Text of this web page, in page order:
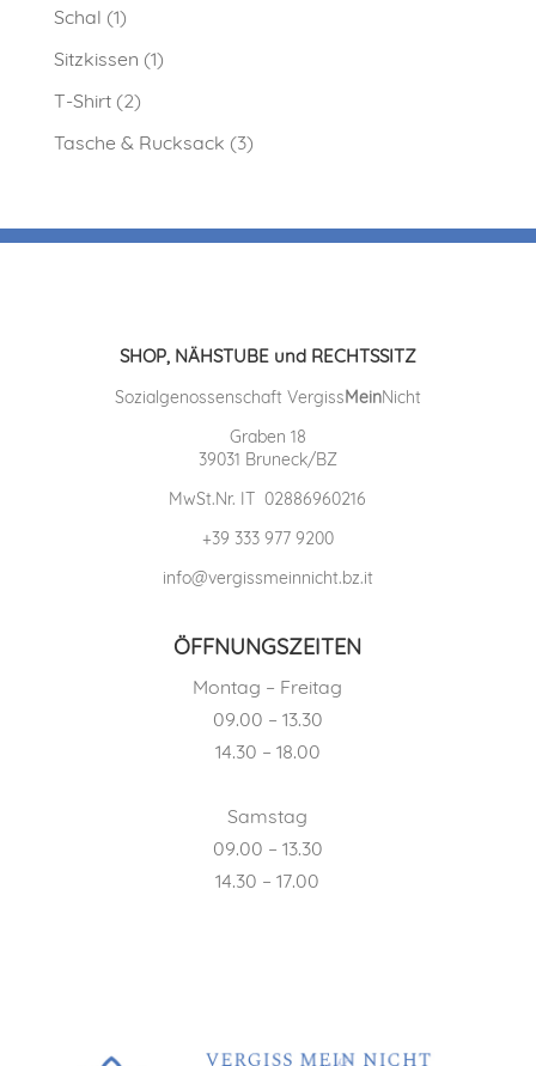
Schal (1)
Sitzkissen (1)
T-Shirt (2)
Tasche & Rucksack (3)
SHOP, NÄHSTUBE und RECHTSSITZ
Sozialgenossenschaft VergissMeinNicht
Graben 18
39031 Bruneck/BZ
MwSt.Nr. IT 02886960216
+39 333 977 9200
info@vergissmeinnicht.bz.it
ÖFFNUNGSZEITEN
Montag – Freitag
09.00 – 13.30
14.30 – 18.00
Samstag
09.00 – 13.30
14.30 – 17.00